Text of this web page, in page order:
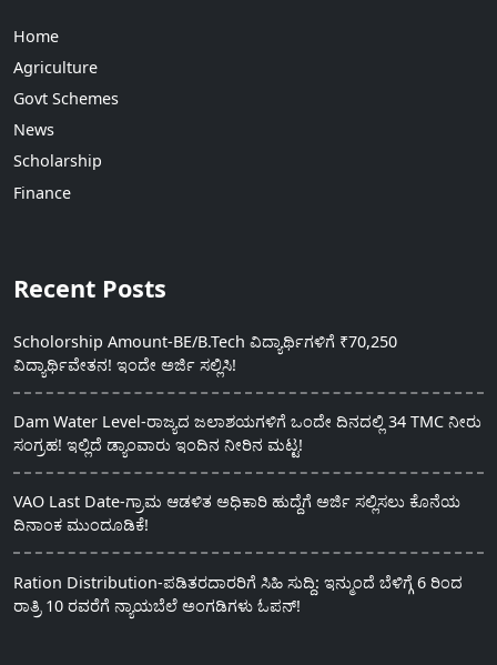
Home
Agriculture
Govt Schemes
News
Scholarship
Finance
Recent Posts
Scholorship Amount-BE/B.Tech ವಿದ್ಯಾರ್ಥಿಗಳಿಗೆ ₹70,250
ವಿದ್ಯಾರ್ಥಿವೇತನ! ಇಂದೇ ಅರ್ಜಿ ಸಲ್ಲಿಸಿ!
Dam Water Level-ರಾಜ್ಯದ ಜಲಾಶಯಗಳಿಗೆ ಒಂದೇ ದಿನದಲ್ಲಿ 34 TMC ನೀರು
ಸಂಗ್ರಹ! ಇಲ್ಲಿದೆ ಡ್ಯಾಂವಾರು ಇಂದಿನ ನೀರಿನ ಮಟ್ಟ!
VAO Last Date-ಗ್ರಾಮ ಆಡಳಿತ ಅಧಿಕಾರಿ ಹುದ್ದೆಗೆ ಅರ್ಜಿ ಸಲ್ಲಿಸಲು ಕೊನೆಯ
ದಿನಾಂಕ ಮುಂದೂಡಿಕೆ!
Ration Distribution-ಪಡಿತರದಾರರಿಗೆ ಸಿಹಿ ಸುದ್ದಿ: ಇನ್ಮುಂದೆ ಬೆಳಿಗ್ಗೆ 6 ರಿಂದ
ರಾತ್ರಿ 10 ರವರೆಗೆ ನ್ಯಾಯಬೆಲೆ ಅಂಗಡಿಗಳು ಓಪನ್!